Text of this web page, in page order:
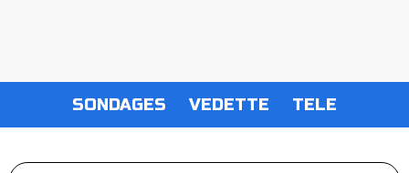
SONDAGES VEDETTE TELE